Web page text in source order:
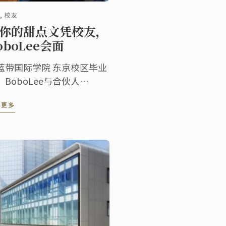
校友
的甜点文凭校友，
会面
带国际学院 东京校区毕业
BoboLee与合伙人
CAKE，并由其负责
多